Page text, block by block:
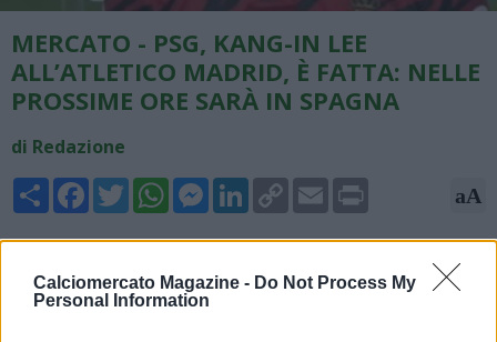
Calciomercato Magazine - Do Not Process My
Personal Information
MERCATO - PSG, KANG-IN LEE
ALL’ATLETICO MADRID, È FATTA: NELLE
PROSSIME ORE SARÀ IN SPAGNA
di Redazione
Share FacebookTwitterWhatsAppMessengerLinkedInCopy
Link
Email aA
06/07/2026 - 21:10
Kang-in Lee è praticamente un nuovo giocatore dell’Atlético